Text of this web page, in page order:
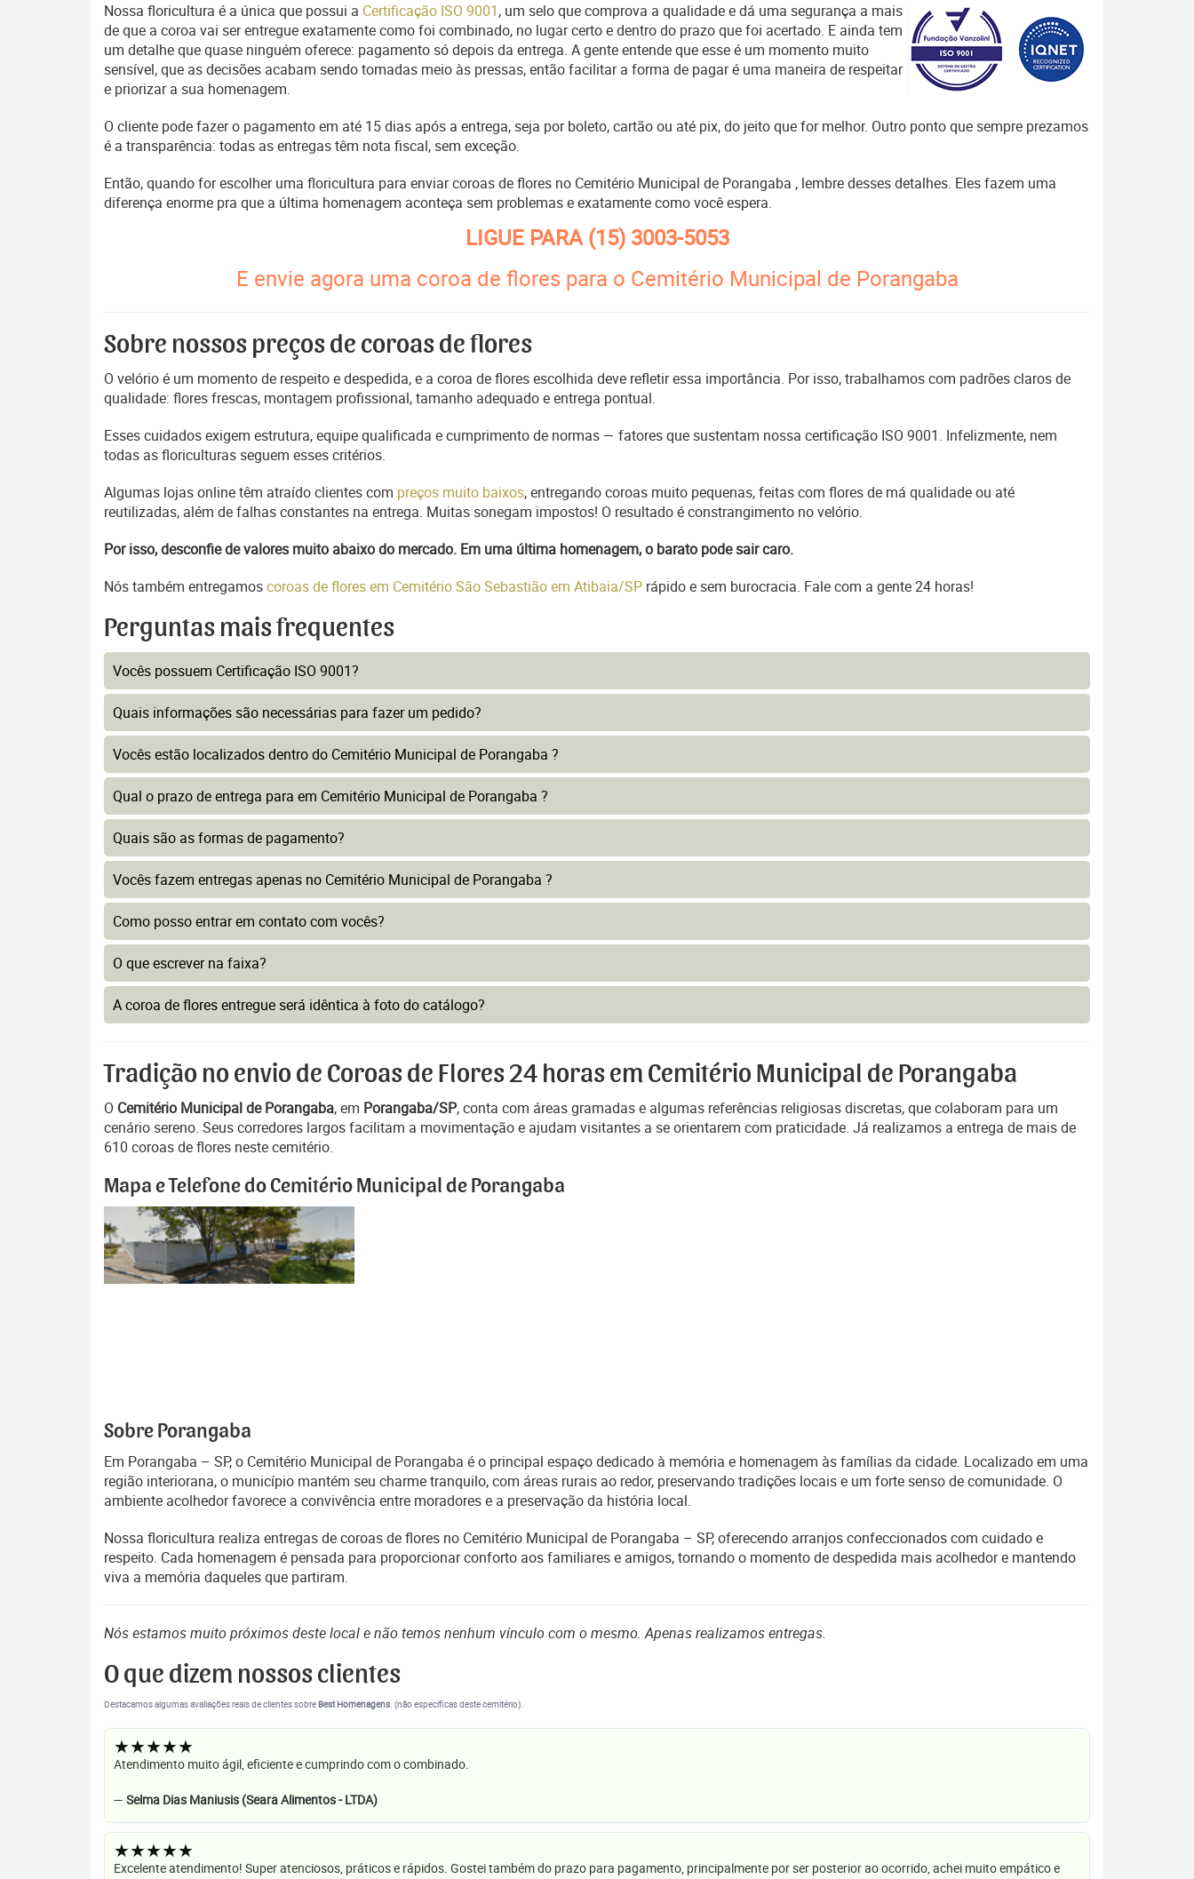
Nossa floricultura é a única que possui a Certificação ISO 9001, um selo que comprova a qualidade e dá uma segurança a mais
de que a coroa vai ser entregue exatamente como foi combinado, no lugar certo e dentro do prazo que foi acertado. E ainda tem
um detalhe que quase ninguém oferece: pagamento só depois da entrega. A gente entende que esse é um momento muito
sensível, que as decisões acabam sendo tomadas meio às pressas, então facilitar a forma de pagar é uma maneira de respeitar
e priorizar a sua homenagem.
O cliente pode fazer o pagamento em até 15 dias após a entrega, seja por boleto, cartão ou até pix, do jeito que for melhor. Outro ponto que sempre prezamos
é a transparência: todas as entregas têm nota fiscal, sem exceção.
Então, quando for escolher uma floricultura para enviar coroas de flores no Cemitério Municipal de Porangaba , lembre desses detalhes. Eles fazem uma
diferença enorme pra que a última homenagem aconteça sem problemas e exatamente como você espera.
LIGUE PARA(15) 3003-5053
E envie agora uma coroa de flores para o Cemitério Municipal de Porangaba
Sobre nossos preços de coroas de flores
O velório é um momento de respeito e despedida, e a coroa de flores escolhida deve refletir essa importância. Por isso, trabalhamos com padrões claros de
qualidade: flores frescas, montagem profissional, tamanho adequado e entrega pontual.
Esses cuidados exigem estrutura, equipe qualificada e cumprimento de normas — fatores que sustentam nossa certificação ISO 9001. Infelizmente, nem
todas as floriculturas seguem esses critérios.
Algumas lojas online têm atraído clientes com preços muito baixos, entregando coroas muito pequenas, feitas com flores de má qualidade ou até
reutilizadas, além de falhas constantes na entrega. Muitas sonegam impostos! O resultado é constrangimento no velório.
Por isso, desconfie de valores muito abaixo do mercado. Em uma última homenagem, o barato pode sair caro.
Nós também entregamoscoroas de flores em Cemitério São Sebastião em Atibaia/SP rápido e sem burocracia. Fale com a gente 24 horas!
Perguntas mais frequentes
Vocês possuem Certificação ISO 9001?
Quais informações são necessárias para fazer um pedido?
Vocês estão localizados dentro do Cemitério Municipal de Porangaba ?
Qual o prazo de entrega para em Cemitério Municipal de Porangaba ?
Quais são as formas de pagamento?
Vocês fazem entregas apenas no Cemitério Municipal de Porangaba ?
Como posso entrar em contato com vocês?
O que escrever na faixa?
A coroa de flores entregue será idêntica à foto do catálogo?
Tradição no envio de Coroas de Flores 24 horas em Cemitério Municipal de Porangaba
O Cemitério Municipal de Porangaba, em Porangaba/SP, conta com áreas gramadas e algumas referências religiosas discretas, que colaboram para um
cenário sereno. Seus corredores largos facilitam a movimentação e ajudam visitantes a se orientarem com praticidade. Já realizamos a entrega de mais de
610 coroas de flores neste cemitério.
Mapa e Telefone do Cemitério Municipal de Porangaba
Sobre Porangaba
Em Porangaba – SP, o Cemitério Municipal de Porangaba é o principal espaço dedicado à memória e homenagem às famílias da cidade. Localizado em uma
região interiorana, o município mantém seu charme tranquilo, com áreas rurais ao redor, preservando tradições locais e um forte senso de comunidade. O
ambiente acolhedor favorece a convivência entre moradores e a preservação da história local.
Nossa floricultura realiza entregas de coroas de flores no Cemitério Municipal de Porangaba – SP, oferecendo arranjos confeccionados com cuidado e
respeito. Cada homenagem é pensada para proporcionar conforto aos familiares e amigos, tornando o momento de despedida mais acolhedor e mantendo
viva a memória daqueles que partiram.
Nós estamos muito próximos deste local e não temos nenhum vínculo com o mesmo. Apenas realizamos entregas.
O que dizem nossos clientes
Destacamos algumas avaliações reais de clientes sobreBest Homenagens. (não específicas deste cemitério).
★★★★★
Atendimento muito ágil, eficiente e cumprindo com o combinado.
— Selma Dias Maniusis (Seara Alimentos - LTDA)
★★★★★
Excelente atendimento! Super atenciosos, práticos e rápidos. Gostei também do prazo para pagamento, principalmente por ser posterior ao ocorrido, achei muito empático e